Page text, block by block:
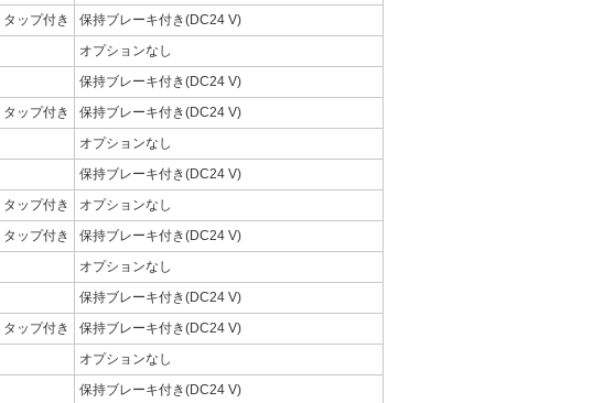
ップ付き
保持ブレーキ付き(DC24 V)
オプションなし
保持ブレーキ付き(DC24 V)
ップ付き
保持ブレーキ付き(DC24 V)
オプションなし
保持ブレーキ付き(DC24 V)
ップ付き
オプションなし
ップ付き
保持ブレーキ付き(DC24 V)
オプションなし
保持ブレーキ付き(DC24 V)
ップ付き
保持ブレーキ付き(DC24 V)
オプションなし
保持ブレーキ付き(DC24 V)